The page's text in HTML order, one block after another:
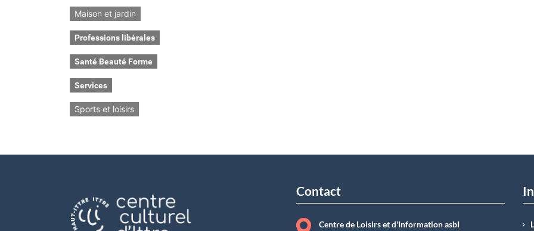
Maison et jardin
Professions libérales
Santé Beauté Forme
Services
Sports et loisirs
Contact
Centre de Loisirs et d'Information asbI